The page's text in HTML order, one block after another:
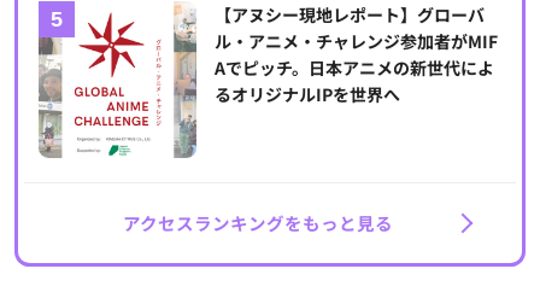
【アヌシー現地レポート】グローバ
ル・アニメ・チャレンジ参加者がMIF
Aでピッチ。日本アニメの新世代によ
るオリジナルIPを世界へ
アクセスランキングをもっと見る